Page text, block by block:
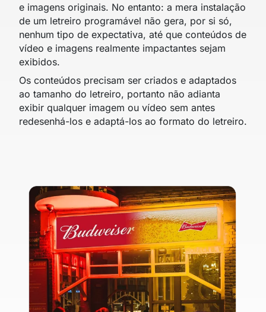
e imagens originais. No entanto: a mera instalação
de um letreiro programável não gera, por si só,
nenhum tipo de expectativa, até que conteúdos de
vídeo e imagens realmente impactantes sejam
exibidos.
Os conteúdos precisam ser criados e adaptados
ao tamanho do letreiro, portanto não adianta
exibir qualquer imagem ou vídeo sem antes
redesenhá-los e adaptá-los ao formato do letreiro.